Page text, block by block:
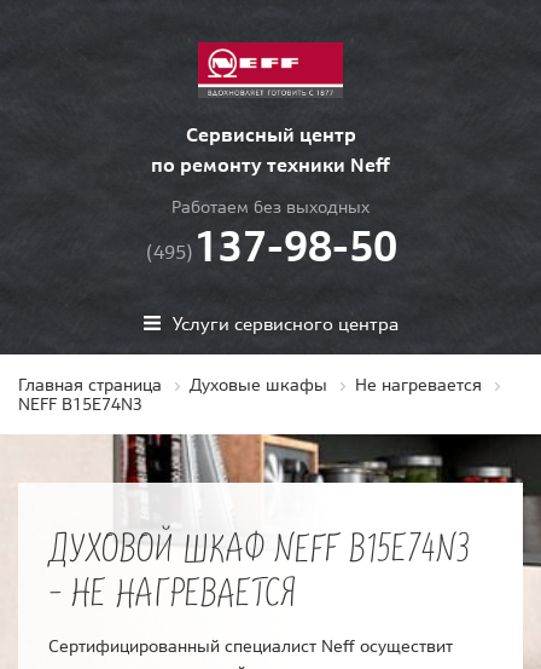
Сервисный центр
по ремонту техники Neff
Работаем без выходных
(495) 137-98-50
Услуги сервисного центра
Главная страница Духовые шкафы
Не нагревается
NEFF B15E74N3
ДУХОВОЙ ШКАФ NEFF B15E74N3
- НЕ НАГРЕВАЕТСЯ
Сертифицированный специалист Neff осуществит